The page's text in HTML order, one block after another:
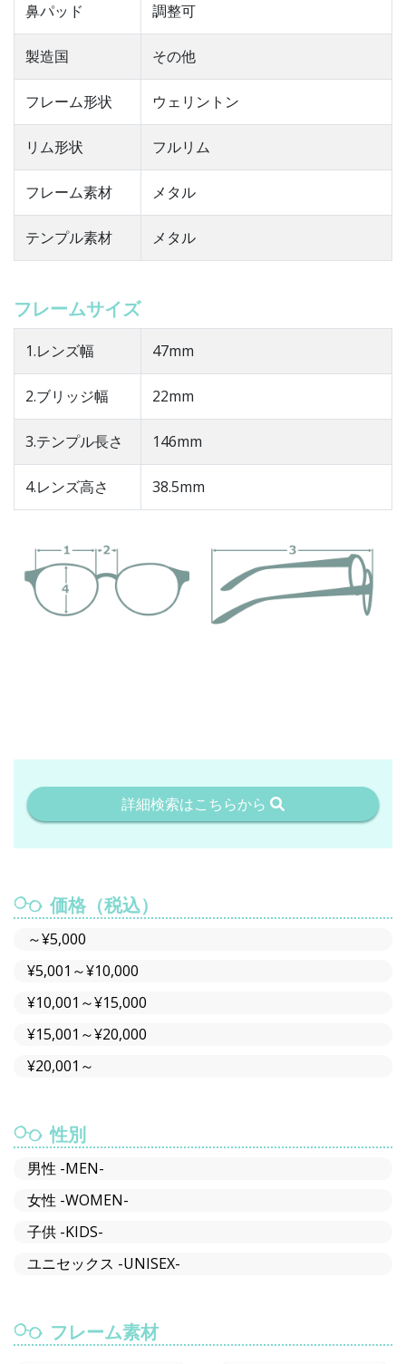
鼻パッド 調整可
製造国 その他
フレーム形状 ウェリントン
リム形状 フルリム
フレーム素材 メタル
テンプル素材 メタル
フレームサイズ
1.レンズ幅 47mm
2.ブリッジ幅 22mm
3.テンプル長さ 146mm
4.レンズ高さ 38.5mm
詳細検索はこちらから
価格（税込）
～¥5,000
¥5,001～¥10,000
¥10,001～¥15,000
¥15,001～¥20,000
¥20,001～
性別
男性 -MEN-
女性 -WOMEN-
子供 -KIDS-
ユニセックス -UNISEX-
フレーム素材